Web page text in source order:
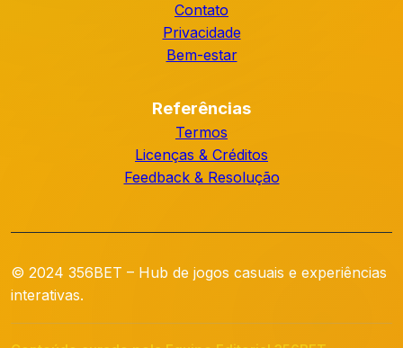
Contato
Privacidade
Bem-estar
Referências
Termos
Licenças & Créditos
Feedback & Resolução
© 2024 356BET – Hub de jogos casuais e experiências
interativas.